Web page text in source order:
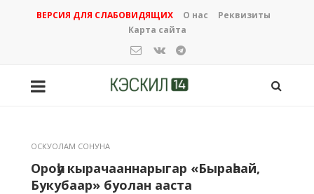
ВЕРСИЯ ДЛЯ СЛАБОВИДЯЩИХ О нас
Реквизиты
Карта сайта
ОСКУОЛАМ СОНУНА
Ороһу кырачааннарыгар «Быраһаай,
Букубаар» буолан ааста